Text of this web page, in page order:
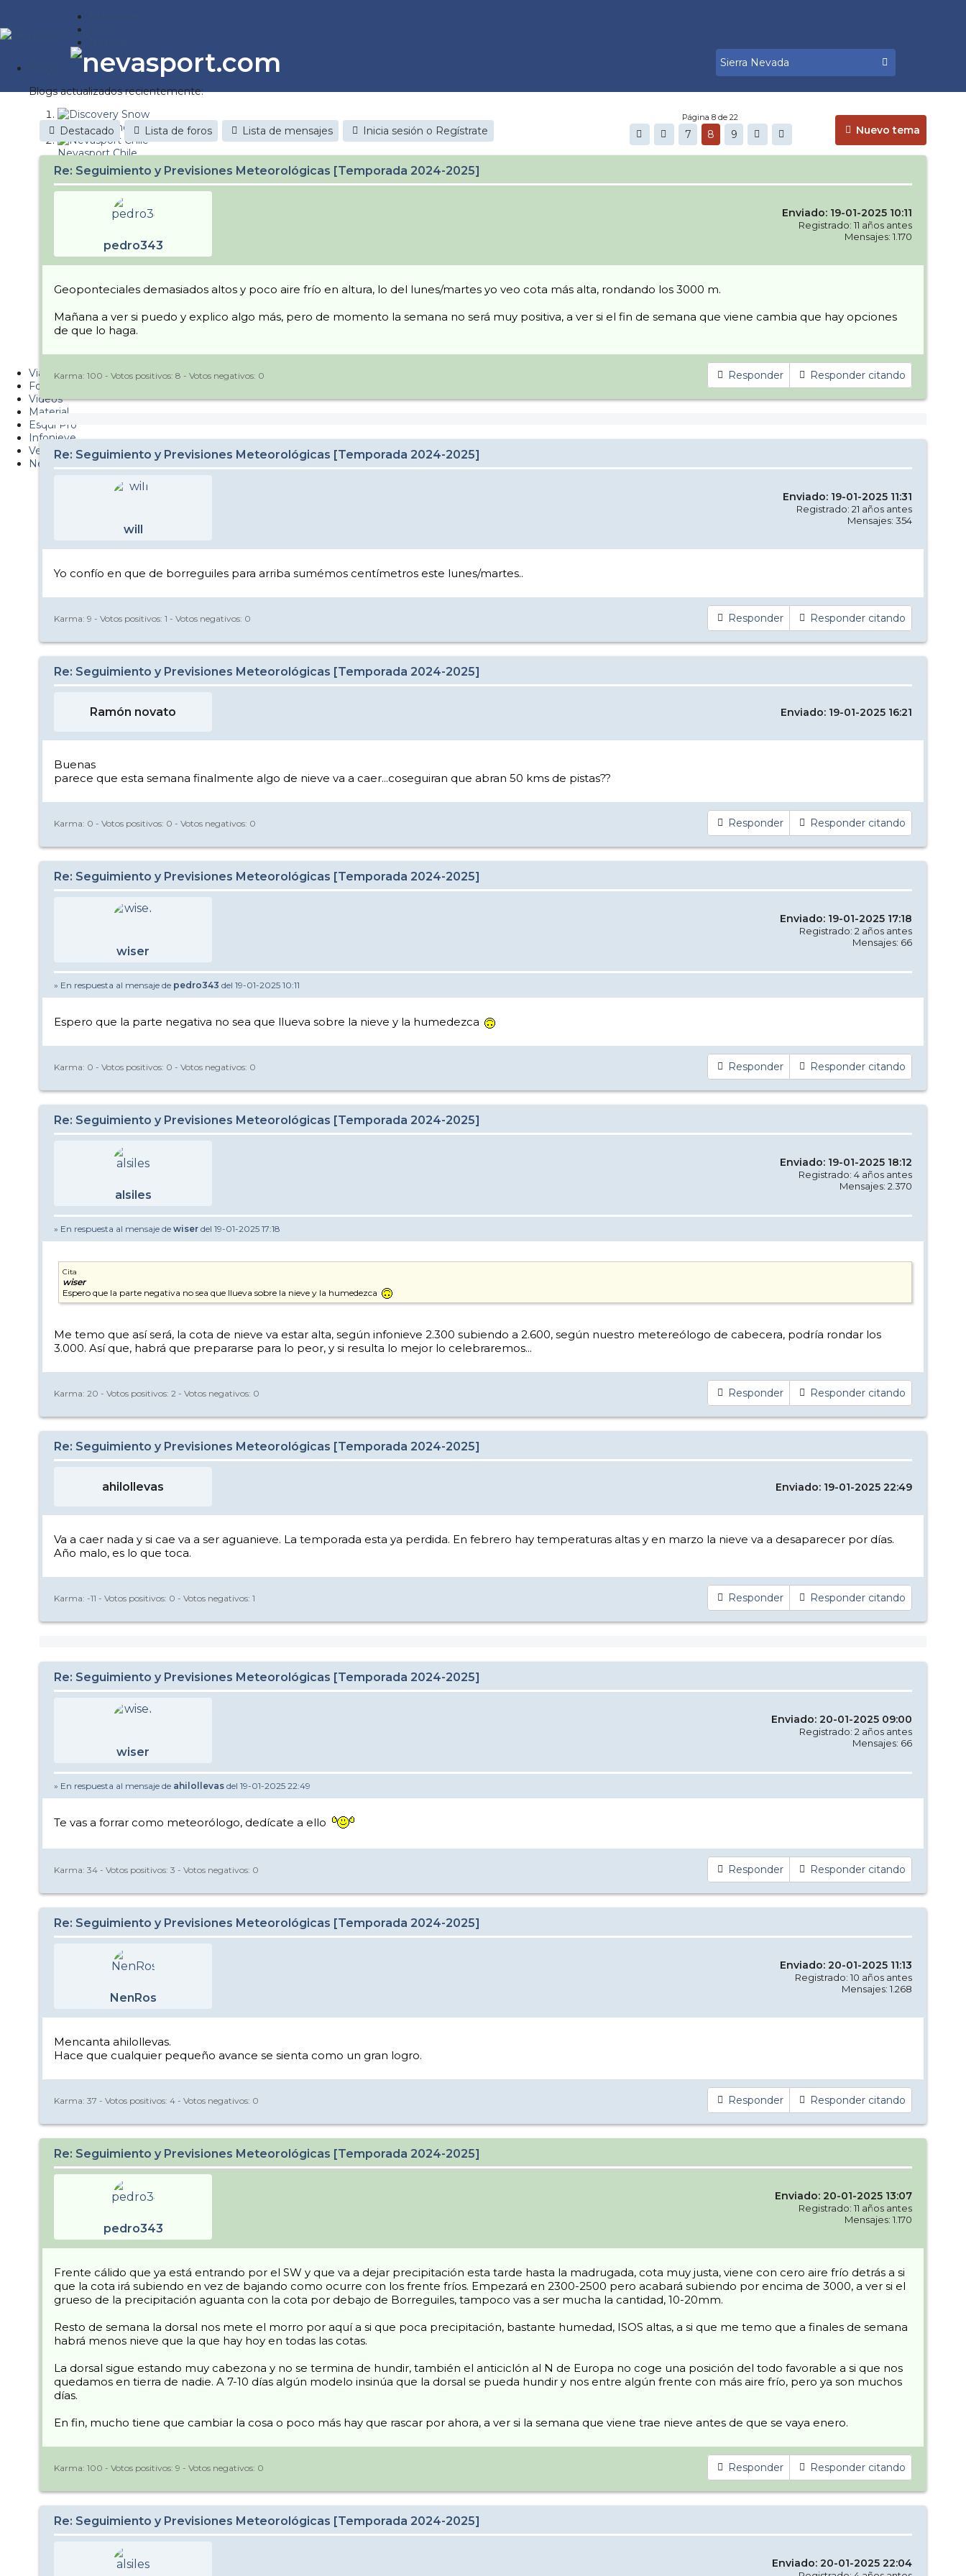
Reportajes
Blogs actualizados recientemente:
Discovery Snow
Nevasport Chile
Esquiaryviajar.com
nevasport blog
It's a powder da
Diario de un friki
Metiendo Cantos
Viajes
Fotos
Videos
Material
Esquí Pro
Infonieve
Verano
Nevalog
Nuevo tema
Destacado Lista de foros Lista de mensajes Inicia sesión o Regístrate
Página 8 de 22
7 8 9
Re: Seguimiento y Previsiones Meteorológicas [Temporada 2024-2025]
pedro343
Enviado: 19-01-2025 10:11
Registrado: 11 años antes
Mensajes: 1.170
Geoponteciales demasiados altos y poco aire frío en altura, lo del lunes/martes yo veo cota más alta, rondando los 3000 m.
Mañana a ver si puedo y explico algo más, pero de momento la semana no será muy positiva, a ver si el fin de semana que viene cambia que hay opciones
de que lo haga.
Responder Responder citando
Karma: 100 - Votos positivos: 8 - Votos negativos: 0
Re: Seguimiento y Previsiones Meteorológicas [Temporada 2024-2025]
will
Enviado: 19-01-2025 11:31
Registrado: 21 años antes
Mensajes: 354
Yo confío en que de borreguiles para arriba sumémos centímetros este lunes/martes..
Responder Responder citando
Karma: 9 - Votos positivos: 1 - Votos negativos: 0
Re: Seguimiento y Previsiones Meteorológicas [Temporada 2024-2025]
Ramón novato Enviado: 19-01-2025 16:21
Buenas
parece que esta semana finalmente algo de nieve va a caer...coseguiran que abran 50 kms de pistas??
Responder Responder citando
Karma: 0 - Votos positivos: 0 - Votos negativos: 0
Re: Seguimiento y Previsiones Meteorológicas [Temporada 2024-2025]
wiser
Enviado: 19-01-2025 17:18
Registrado: 2 años antes
Mensajes: 66
» En respuesta al mensaje de pedro343 del 19-01-2025 10:11
Espero que la parte negativa no sea que llueva sobre la nieve y la humedezca
Responder Responder citando
Karma: 0 - Votos positivos: 0 - Votos negativos: 0
Re: Seguimiento y Previsiones Meteorológicas [Temporada 2024-2025]
alsiles
Enviado: 19-01-2025 18:12
Registrado: 4 años antes
Mensajes: 2.370
» En respuesta al mensaje de wiser del 19-01-2025 17:18
Cita
wiser
Espero que la parte negativa no sea que llueva sobre la nieve y la humedezca
Me temo que así será, la cota de nieve va estar alta, según infonieve 2.300 subiendo a 2.600, según nuestro metereólogo de cabecera, podría rondar los
3.000. Así que, habrá que prepararse para lo peor, y si resulta lo mejor lo celebraremos...
Responder Responder citando
Karma: 20 - Votos positivos: 2 - Votos negativos: 0
Re: Seguimiento y Previsiones Meteorológicas [Temporada 2024-2025]
ahilollevas Enviado: 19-01-2025 22:49
Va a caer nada y si cae va a ser aguanieve. La temporada esta ya perdida. En febrero hay temperaturas altas y en marzo la nieve va a desaparecer por días.
Año malo, es lo que toca.
Responder Responder citando
Karma: -11 - Votos positivos: 0 - Votos negativos: 1
Re: Seguimiento y Previsiones Meteorológicas [Temporada 2024-2025]
wiser
Enviado: 20-01-2025 09:00
Registrado: 2 años antes
Mensajes: 66
» En respuesta al mensaje de ahilollevas del 19-01-2025 22:49
Te vas a forrar como meteorólogo, dedícate a ello
Responder Responder citando
Karma: 34 - Votos positivos: 3 - Votos negativos: 0
Re: Seguimiento y Previsiones Meteorológicas [Temporada 2024-2025]
NenRos
Enviado: 20-01-2025 11:13
Registrado: 10 años antes
Mensajes: 1.268
Mencanta ahilollevas.
Hace que cualquier pequeño avance se sienta como un gran logro.
Responder Responder citando
Karma: 37 - Votos positivos: 4 - Votos negativos: 0
Re: Seguimiento y Previsiones Meteorológicas [Temporada 2024-2025]
pedro343
Enviado: 20-01-2025 13:07
Registrado: 11 años antes
Mensajes: 1.170
Frente cálido que ya está entrando por el SW y que va a dejar precipitación esta tarde hasta la madrugada, cota muy justa, viene con cero aire frío detrás a si
que la cota irá subiendo en vez de bajando como ocurre con los frente fríos. Empezará en 2300-2500 pero acabará subiendo por encima de 3000, a ver si el
grueso de la precipitación aguanta con la cota por debajo de Borreguiles, tampoco vas a ser mucha la cantidad, 10-20mm.
Resto de semana la dorsal nos mete el morro por aquí a si que poca precipitación, bastante humedad, ISOS altas, a si que me temo que a finales de semana
habrá menos nieve que la que hay hoy en todas las cotas.
La dorsal sigue estando muy cabezona y no se termina de hundir, también el anticiclón al N de Europa no coge una posición del todo favorable a si que nos
quedamos en tierra de nadie. A 7-10 días algún modelo insinúa que la dorsal se pueda hundir y nos entre algún frente con más aire frío, pero ya son muchos
días.
En fin, mucho tiene que cambiar la cosa o poco más hay que rascar por ahora, a ver si la semana que viene trae nieve antes de que se vaya enero.
Responder Responder citando
Karma: 100 - Votos positivos: 9 - Votos negativos: 0
Re: Seguimiento y Previsiones Meteorológicas [Temporada 2024-2025]
Enviado: 20-01-2025 22:04